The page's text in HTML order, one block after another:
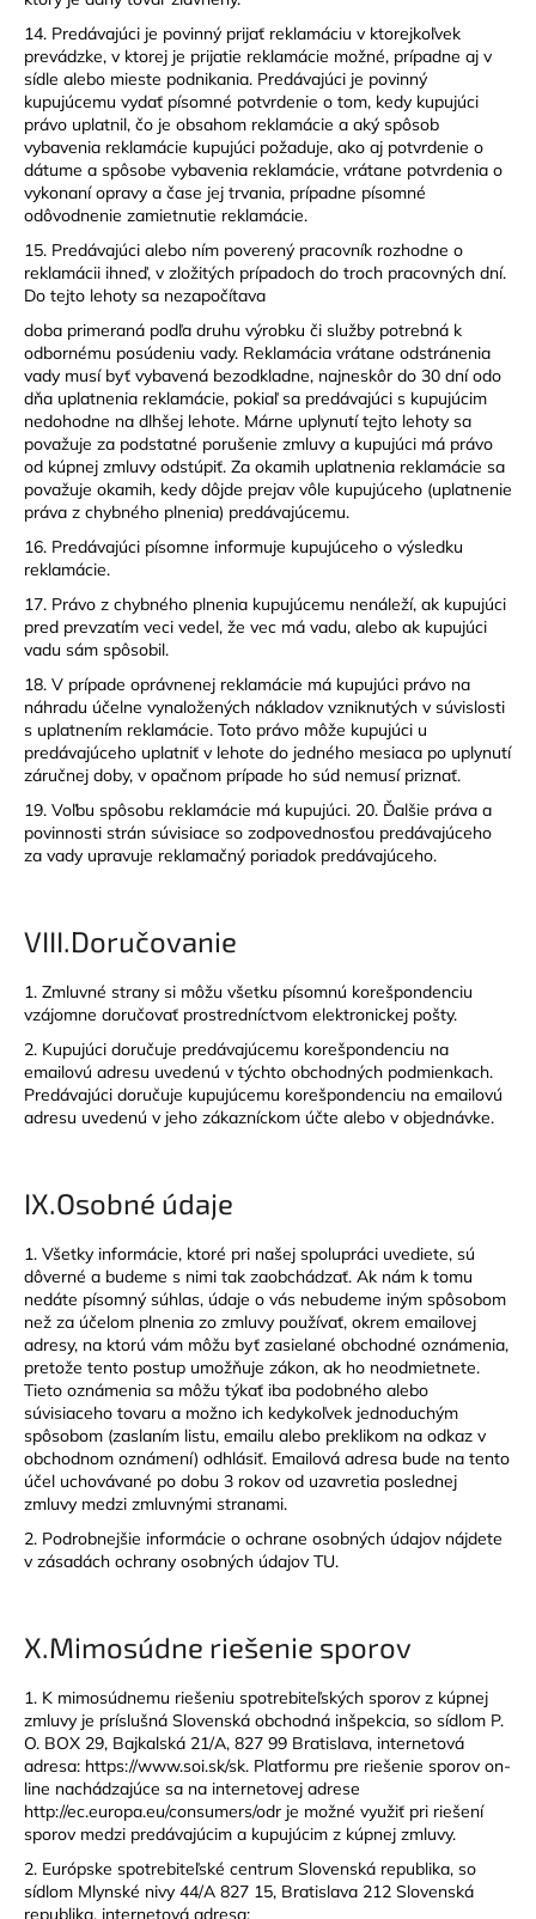
14. Predávajúci je povinný prijať reklamáciu v ktorejkoľvek
prevádzke, v ktorej je prijatie reklamácie možné, prípadne aj v
sídle alebo mieste podnikania. Predávajúci je povinný
kupujúcemu vydať písomné potvrdenie o tom, kedy kupujúci
právo uplatnil, čo je obsahom reklamácie a aký spôsob
vybavenia reklamácie kupujúci požaduje, ako aj potvrdenie o
dátume a spôsobe vybavenia reklamácie, vrátane potvrdenia o
vykonaní opravy a čase jej trvania, prípadne písomné
odôvodnenie zamietnutie reklamácie.
15. Predávajúci alebo ním poverený pracovník rozhodne o
reklamácii ihneď, v zložitých prípadoch do troch pracovných dní.
Do tejto lehoty sa nezapočítava
doba primeraná podľa druhu výrobku či služby potrebná k
odbornému posúdeniu vady. Reklamácia vrátane odstránenia
vady musí byť vybavená bezodkladne, najneskôr do 30 dní odo
dňa uplatnenia reklamácie, pokiaľ sa predávajúci s kupujúcim
nedohodne na dlhšej lehote. Márne uplynutí tejto lehoty sa
považuje za podstatné porušenie zmluvy a kupujúci má právo
od kúpnej zmluvy odstúpiť. Za okamih uplatnenia reklamácie sa
považuje okamih, kedy dôjde prejav vôle kupujúceho (uplatnenie
práva z chybného plnenia) predávajúcemu.
16. Predávajúci písomne informuje kupujúceho o výsledku
reklamácie.
17. Právo z chybného plnenia kupujúcemu nenáleží, ak kupujúci
pred prevzatím veci vedel, že vec má vadu, alebo ak kupujúci
vadu sám spôsobil.
18. V prípade oprávnenej reklamácie má kupujúci právo na
náhradu účelne vynaložených nákladov vzniknutých v súvislosti
s uplatnením reklamácie. Toto právo môže kupujúci u
predávajúceho uplatniť v lehote do jedného mesiaca po uplynutí
záručnej doby, v opačnom prípade ho súd nemusí priznať.
19. Voľbu spôsobu reklamácie má kupujúci. 20. Ďalšie práva a
povinnosti strán súvisiace so zodpovednosťou predávajúceho
za vady upravuje reklamačný poriadok predávajúceho.
VIII.Doručovanie
1. Zmluvné strany si môžu všetku písomnú korešpondenciu
vzájomne doručovať prostredníctvom elektronickej pošty.
2. Kupujúci doručuje predávajúcemu korešpondenciu na
emailovú adresu uvedenú v týchto obchodných podmienkach.
Predávajúci doručuje kupujúcemu korešpondenciu na emailovú
adresu uvedenú v jeho zákazníckom účte alebo v objednávke.
IX.Osobné údaje
1. Všetky informácie, ktoré pri našej spolupráci uvediete, sú
dôverné a budeme s nimi tak zaobchádzať. Ak nám k tomu
nedáte písomný súhlas, údaje o vás nebudeme iným spôsobom
než za účelom plnenia zo zmluvy používať, okrem emailovej
adresy, na ktorú vám môžu byť zasielané obchodné oznámenia,
pretože tento postup umožňuje zákon, ak ho neodmietnete.
Tieto oznámenia sa môžu týkať iba podobného alebo
súvisiaceho tovaru a možno ich kedykoľvek jednoduchým
spôsobom (zaslaním listu, emailu alebo preklikom na odkaz v
obchodnom oznámení) odhlásiť. Emailová adresa bude na tento
účel uchovávané po dobu 3 rokov od uzavretia poslednej
zmluvy medzi zmluvnými stranami.
2. Podrobnejšie informácie o ochrane osobných údajov nájdete
v zásadách ochrany osobných údajov TU.
X.Mimosúdne riešenie sporov
1. K mimosúdnemu riešeniu spotrebiteľských sporov z kúpnej
zmluvy je príslušná Slovenská obchodná inšpekcia, so sídlom P.
O. BOX 29, Bajkalská 21/A, 827 99 Bratislava, internetová
adresa: https://www.soi.sk/sk. Platformu pre riešenie sporov on-
line nachádzajúce sa na internetovej adrese
http://ec.europa.eu/consumers/odr je možné využiť pri riešení
sporov medzi predávajúcim a kupujúcim z kúpnej zmluvy.
2. Európske spotrebiteľské centrum Slovenská republika, so
sídlom Mlynské nivy 44/A 827 15, Bratislava 212 Slovenská
republika, internetová adresa: